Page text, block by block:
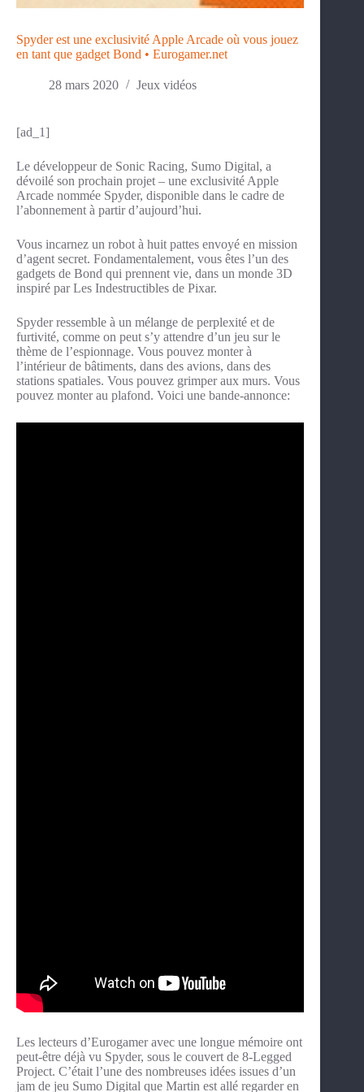
Spyder est une exclusivité Apple Arcade où vous jouez
en tant que gadget Bond • Eurogamer.net
28 mars 2020 Jeux vidéos
[ad_1]
Le développeur de Sonic Racing, Sumo Digital, a
dévoilé son prochain projet – une exclusivité Apple
Arcade nommée Spyder, disponible dans le cadre de
l’abonnement à partir d’aujourd’hui.
Vous incarnez un robot à huit pattes envoyé en mission
d’agent secret. Fondamentalement, vous êtes l’un des
gadgets de Bond qui prennent vie, dans un monde 3D
inspiré par Les Indestructibles de Pixar.
Spyder ressemble à un mélange de perplexité et de
furtivité, comme on peut s’y attendre d’un jeu sur le
thème de l’espionnage. Vous pouvez monter à
l’intérieur de bâtiments, dans des avions, dans des
stations spatiales. Vous pouvez grimper aux murs. Vous
pouvez monter au plafond. Voici une bande-annonce:
Les lecteurs d’Eurogamer avec une longue mémoire ont
peut-être déjà vu Spyder, sous le couvert de 8-Legged
Project. C’était l’une des nombreuses idées issues d’un
jam de jeu Sumo Digital que Martin est allé regarder en